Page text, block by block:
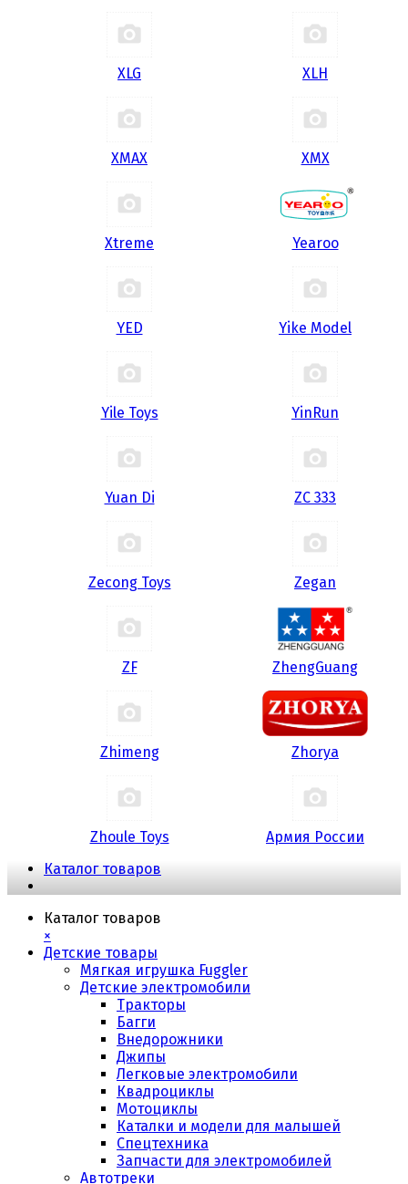
XLG XLH
XMAX XMX
Xtreme Yearoo
YED Yike Model
Yile Toys YinRun
Yuan Di ZC 333
Zecong Toys Zegan
ZF ZhengGuang
Zhimeng Zhorya
Zhoule Toys
Армия России
Каталог товаров
Каталог товаров
×
Детские товары
Мягкая игрушка Fuggler
Детские электромобили
Тракторы
Багги
Внедорожники
Джипы
Легковые электромобили
Квадроциклы
Мотоциклы
Каталки и модели для малышей
Спецтехника
Запчасти для электромобилей
Автотреки